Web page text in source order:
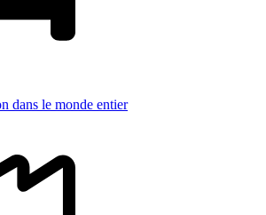
dans le monde entier